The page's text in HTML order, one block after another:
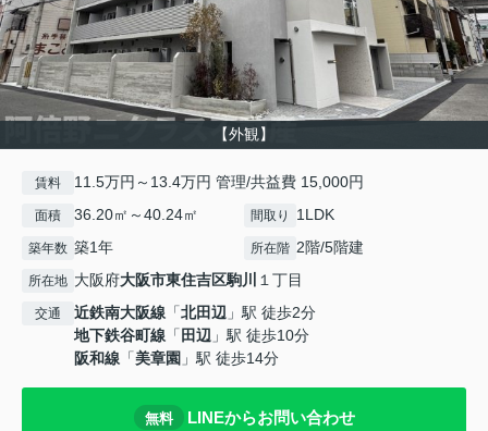
【外観】
賃料 11.5万円～13.4万円 管理/共益費 15,000円
面積 36.20㎡～40.24㎡ 間取り 1LDK
築年数 築1年 所在階 2階/5階建
所在地 大阪府大阪市東住吉区駒川 １丁目
交通 近鉄南大阪線 「北田辺 」駅 徒歩2分
地下鉄谷町線 「 田辺 」駅 徒歩10分
阪和線 「美章園 」駅 徒歩14分
無料 LINEからお問い合わせ